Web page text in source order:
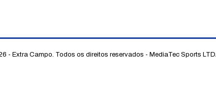
- Extra Campo. Todos os direitos reservados - MediaTec Sports